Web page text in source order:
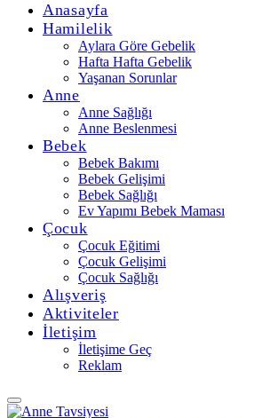
Anasayfa
Hamilelik
Aylara Göre Gebelik
Hafta Hafta Gebelik
Yaşanan Sorunlar
Anne
Anne Sağlığı
Anne Beslenmesi
Bebek
Bebek Bakımı
Bebek Gelişimi
Bebek Sağlığı
Ev Yapımı Bebek Maması
Çocuk
Çocuk Eğitimi
Çocuk Gelişimi
Çocuk Sağlığı
Alışveriş
Aktiviteler
İletişim
İletişime Geç
Reklam